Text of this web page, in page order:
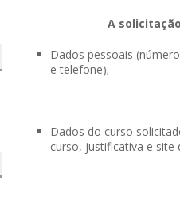
A
Dados pessoais
e telefone);
Dados do curso
curso, justificativa e site